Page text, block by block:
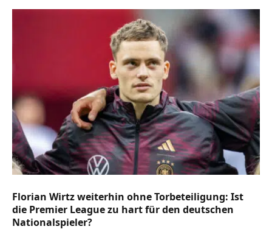
Florian Wirtz weiterhin ohne Torbeteiligung: Ist
die Premier League zu hart für den deutschen
Nationalspieler?